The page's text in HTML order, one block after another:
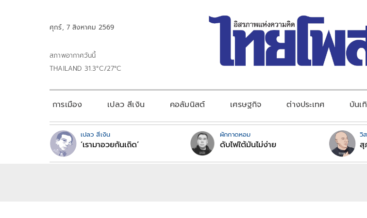
ศุกร์, 7 สิงหาคม 2569
สภาพอากาศวันนี้
THAILAND 31.3°C/27°C
การเมือง เปลว สีเงิน คอลัมนิสต์ เศรษฐกิจ ต่างประเทศ บันเ
เปลว สีเงิน
‘เรามาอวยกันเถิด’
ผักกาดหอม
ดับไฟใต้มันไม่ง่าย
วิ
สุ